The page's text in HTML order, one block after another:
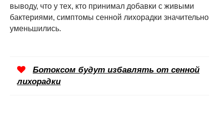
выводу, что у тех, кто принимал добавки с живыми
бактериями, симптомы сенной лихорадки значительно
уменьшились.
Ботоксом будут избавлять от сенной
лихорадки